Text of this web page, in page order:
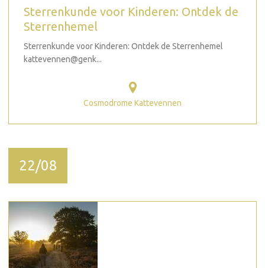
Sterrenkunde voor Kinderen: Ontdek de
Sterrenhemel
Sterrenkunde voor Kinderen: Ontdek de Sterrenhemel
kattevennen@genk...
Cosmodrome Kattevennen
22/08